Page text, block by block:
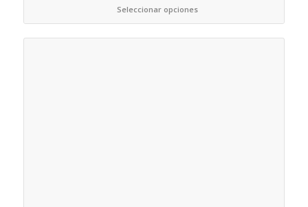
Seleccionar opciones